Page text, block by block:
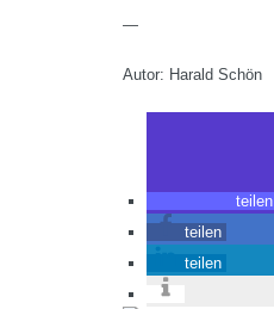
—
Autor: Harald Schön
teilen
teilen
teilen